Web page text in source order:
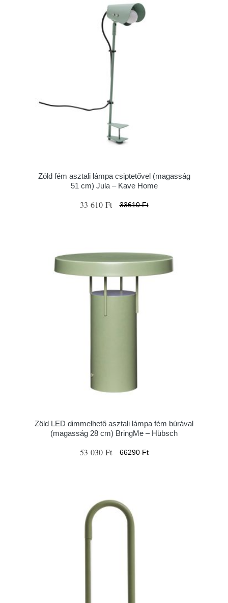
Zöld fém asztali lámpa csiptetővel (magasság
51 cm) Jula – Kave Home
33 610 Ft 33610 Ft
Zöld LED dimmelhető asztali lámpa fém búrával
(magasság 28 cm) BringMe – Hübsch
53 030 Ft 66290 Ft